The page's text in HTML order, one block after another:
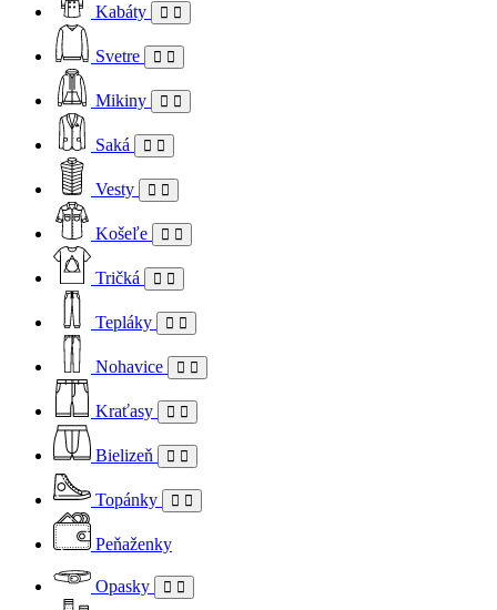
Kabáty
Svetre
Mikiny
Saká
Vesty
Košeľe
Tričká
Tepláky
Nohavice
Kraťasy
Bielizeň
Topánky
Peňaženky
Opasky